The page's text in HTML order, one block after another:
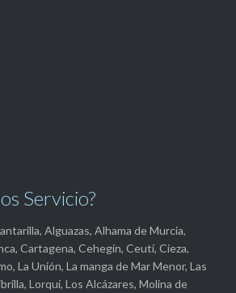
Servicio?
Alguazas, Alhama de Murcia,
Cartagena, Cehegín, Ceutí, Cieza,
La Unión, La manga de Mar Menor, Las
Lorquí, Los Alcázares, Molina de